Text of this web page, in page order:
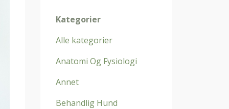
Kategorier
Alle kategorier
Anatomi Og Fysiologi
Annet
Behandlig Hund